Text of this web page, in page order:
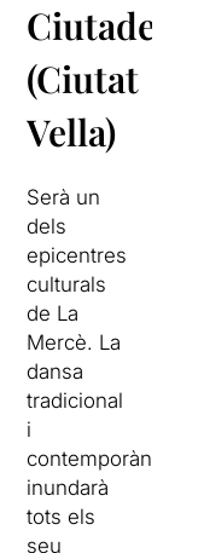
Ciutadella
(Ciutat
Vella)
Serà un
dels
epicentres
culturals
de La
Mercè. La
dansa
tradicional
i
contemporània
inundarà
tots els
seu